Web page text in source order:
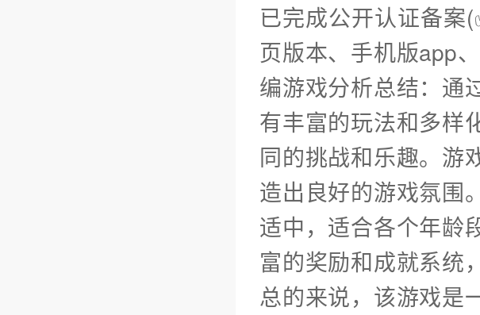
已完成公开认证备案
页版本、手机版app
编游戏分析总结：通
有丰富的玩法和多样
同的挑战和乐趣。游
造出良好的游戏氛围
适中，适合各个年龄
富的奖励和成就系统
总的来说，该游戏是